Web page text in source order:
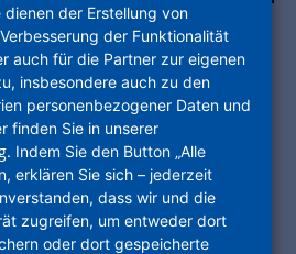
Vorgehen der NHW: Hessens
(re.) mit den NHW-
Kretschmer und Dr. Constantin
Nassauische
(NHW) hat
der Erstellung von
der Funktionalität
auch für die Partner zur eigenen
insbesondere auch zu den
personenbezogener Daten und
finden Sie in unserer
. Indem Sie den Button „Alle
erklären Sie sich – jederzeit
dass wir und die
zugreifen, um entweder dort
oder dort gespeicherte